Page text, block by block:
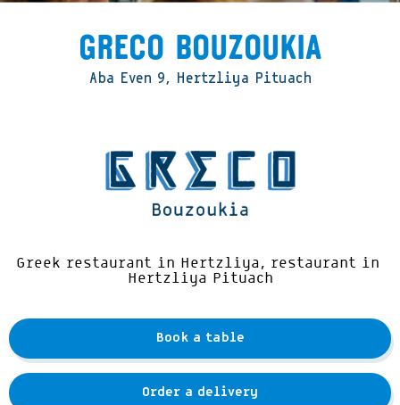
Greco Bouzoukia
Aba Even 9, Hertzliya Pituach
Greek restaurant in Hertzliya, restaurant in
Hertzliya Pituach
Book a table
Order a delivery